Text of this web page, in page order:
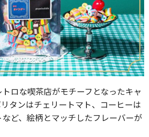
ロな喫茶店がモチーフとなったキャ
タンはチェリートマト、コーヒーは
ど、絵柄とマッチしたフレーバーが